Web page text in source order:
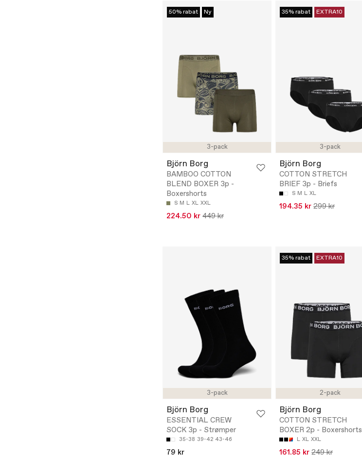
3-pack
50% rabat Ny
Björn Borg
BAMBOO COTTON
BLEND BOXER 3p -
Boxershorts
S M L XL XXL
224.50 kr 449 kr
3-pack
35% rabat EXTRA10
Björn Borg
COTTON STRETCH
BRIEF 3p - Briefs
S M L XL
194.35 kr 299 kr
3-pack
Björn Borg
ESSENTIAL CREW
SOCK 3p - Strømper
35-38 39-42 43-46
79 kr
2-pack
35% rabat EXTRA10
Björn Borg
COTTON STRETCH
BOXER 2p - Boxershorts
L XL XXL
161.85 kr 249 kr